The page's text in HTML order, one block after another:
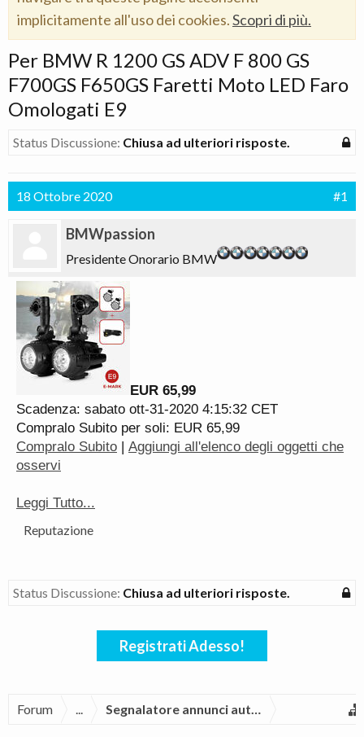
implicitamente all'uso dei cookies.Scopri di più.
Per BMW R 1200 GS ADV F 800 GS
F700GS F650GS Faretti Moto LED Faro
Omologati E9
Status Discussione: Chiusa ad ulteriori risposte.
18 Ottobre 2020 #1
BMWpassion
Presidente Onorario BMW
EUR 65,99
Scadenza: sabato ott-31-2020 4:15:32 CET
Compralo Subito per soli: EUR 65,99
Compralo Subito | Aggiungi all'elenco degli oggetti che
osservi
Leggi Tutto...
Reputazione
Status Discussione: Chiusa ad ulteriori risposte.
Registrati Adesso!
Forum ... Segnalatore annunci automatico Moto